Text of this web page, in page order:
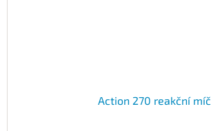
Action 270 reakční míč